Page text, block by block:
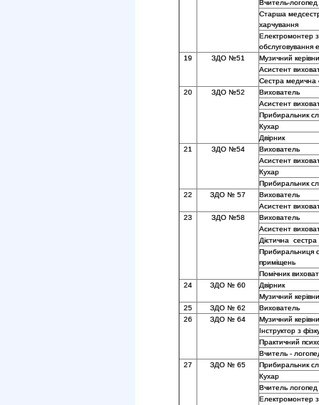
Вчитель-логопед
Старша
харчування
Електромонтер
обслуговування
19
ЗДО №51
Музичний
Асистент
Сестра медична
20
ЗДО №52
Вихователь
Асистент
Прибиральник
Кухар
Двірник
21
ЗДО №54
Вихователь
Асистент
Кухар
Прибиральник
22
ЗДО № 57
Вихователь
Асистент
23
ЗДО №58
Вихователь
Асистент
Дієтична сестра
Прибиральниця
приміщень
Помічник
24
ЗДО № 60
Двірник
Музичний
25
ЗДО № 62
Вихователь
26
ЗДО № 64
Музичний
Інструктор з
Практичний
Вчитель -
27
ЗДО № 65
Прибиральник
Кухар
Вчитель логопед
Електромонтер